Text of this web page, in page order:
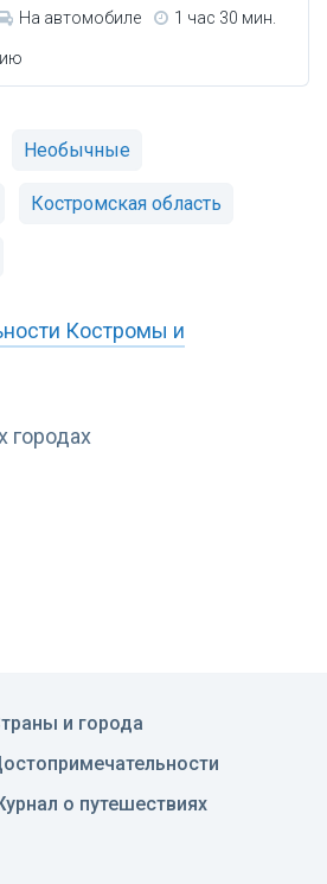
городах
На автомобиле 1 час 30 мин.
Необычные
Костромская область
Костромы и
и города
о путешествиях